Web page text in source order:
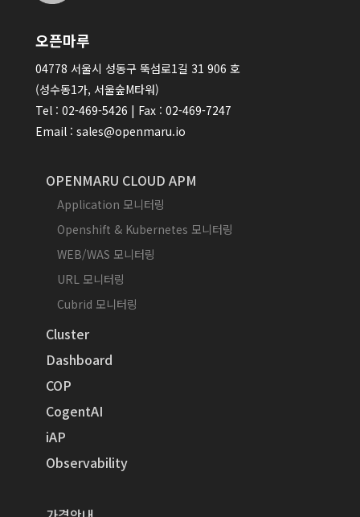
오픈마루
04778 서울시 성동구 뚝섬로1길 31 906 호
(성수동1가, 서울숲M타워)
Tel : 02-469-5426 | Fax : 02-469-7247
Email : sales@openmaru.io
OPENMARU CLOUD APM
Application 모니터링
Openshift & Kubernetes 모니터링
WEB/WAS 모니터링
URL 모니터링
Cubrid 모니터링
Cluster
Dashboard
COP
CogentAI
iAP
Observability